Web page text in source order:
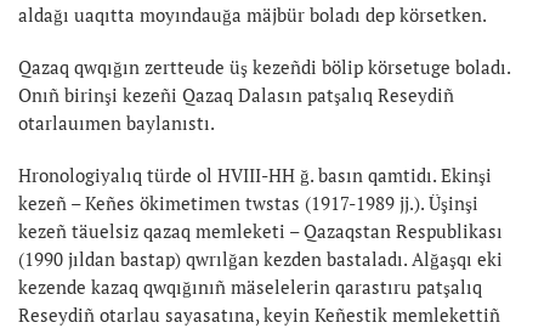
aldağı uaqıtta moyındauğa mäjbür boladı dep körsetken.
Qazaq qwqığın zertteude üş kezeñdi bölip körsetuge boladı.
Onıñ birinşi kezeñi Qazaq Dalasın patşalıq Reseydiñ
otarlauımen baylanıstı.
Hronologiyalıq türde ol HVIII-HH ğ. basın qamtidı. Ekinşi
kezeñ – Keñes ökimetimen twstas (1917-1989 jj.). Üşinşi
kezeñ täuelsiz qazaq memleketi – Qazaqstan Respublikası
(1990 jıldan bastap) qwrılğan kezden bastaladı. Alğaşqı eki
kezende kazaq qwqığınıñ mäselelerin qarastıru patşalıq
Reseydiñ otarlau sayasatına, keyin Keñestik memlekettiñ